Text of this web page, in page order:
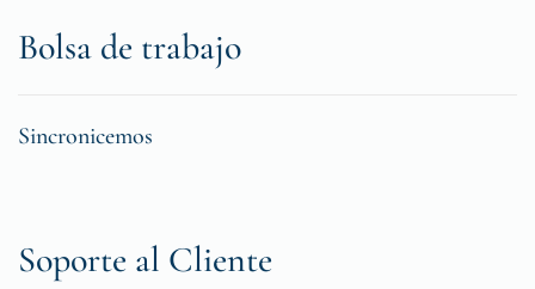
Bolsa de trabajo
Sincronicemos
Soporte al Cliente